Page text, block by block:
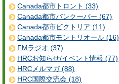
Canada都市トロント (33)
Canada都市バンクーバー (67)
Canada都市ビクトリア (11)
Canada都市モントリオール (16)
FMラジオ (37)
HRCお知らせ/イベント情報 (77)
HRCメルマガ (88)
HRC国際交流会 (18)